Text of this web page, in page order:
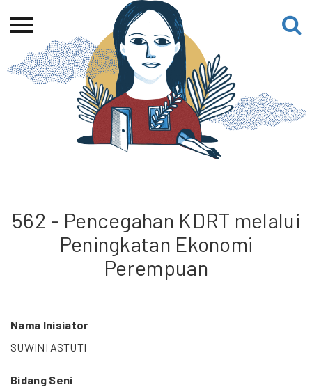
Beranda
Tentang
Permohonan Hibah
Sekolah Pemikiran
Proyek Terdahulu
562 - Pencegahan KDRT melalui
Peningkatan Ekonomi
Perempuan
Nama Inisiator
SUWINI ASTUTI
Bidang Seni